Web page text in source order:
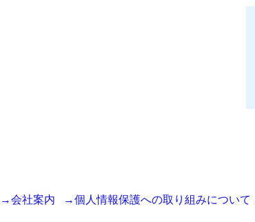
→会社案内 →個人情報保護への取り組みについて